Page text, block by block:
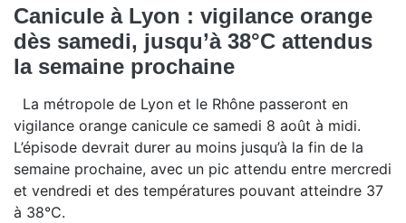
Canicule à Lyon : vigilance orange
dès samedi, jusqu’à 38°C attendus
la semaine prochaine
La métropole de Lyon et le Rhône passeront en
vigilance orange canicule ce samedi 8 août à midi.
L’épisode devrait durer au moins jusqu’à la fin de la
semaine prochaine, avec un pic attendu entre mercredi
et vendredi et des températures pouvant atteindre 37
à 38°C.